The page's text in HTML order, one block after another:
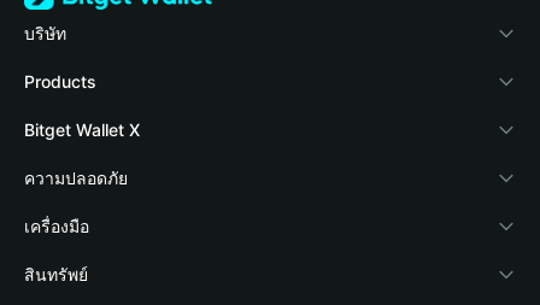
บริษัท
เกี่ยวกับ Bitget Wallet
Blog
Academy
ข่าวสารด้านคริปโต
ศูนย์ช่วยเหลือ
Products
Crypto Card
Stablecoin Earn
Payfi Crypto
Crypto Swap API
Bitget Wallet X
นักพัฒนา
เชื่อมต่อ Wallet
Bitget Wallet Pay
ความปลอดภัย
Protection Fund
เทคโนโลยีความปลอดภัย
เครื่องมือ
ซื้อคริปโต
สินทรัพย์